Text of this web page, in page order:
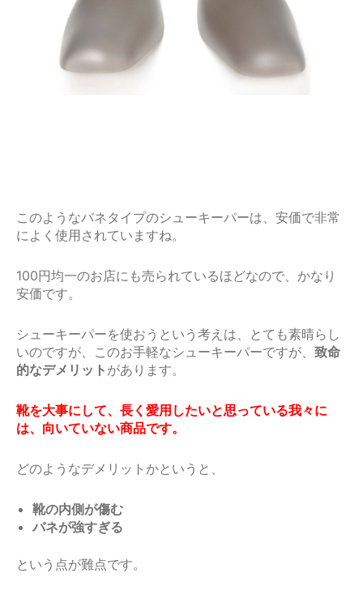
このようなバネタイプのシューキーパーは、安価で非常
によく使用されていますね。
100円均一のお店にも売られているほどなので、かなり
安価です。
シューキーパーを使おうという考えは、とても素晴らし
いのですが、このお手軽なシューキーパーですが、 致命
的なデメリット があります。
靴を大事にして、長く愛用したいと思っている我々に
は、向いていない商品です。
どのようなデメリットかというと、
靴の内側が傷む
バネが強すぎる
という点が難点です。